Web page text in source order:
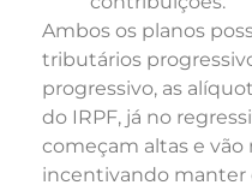
Ambos os planos
tributários
progressivo, as
do IRPF, já no
começam altas e
incentivando manter